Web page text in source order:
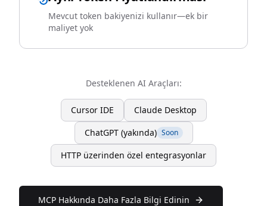
Mevcut token bakiyenizi kullanır—ek bir
maliyet yok
Desteklenen AI Araçları:
Cursor IDE
Claude Desktop
ChatGPT (yakında) Soon
HTTP üzerinden özel entegrasyonlar
MCP Hakkında Daha Fazla Bilgi Edinin